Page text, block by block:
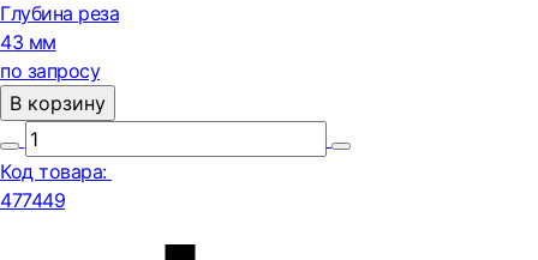
Глубина реза
43 мм
по запросу
В корзину
Код товара:
477449